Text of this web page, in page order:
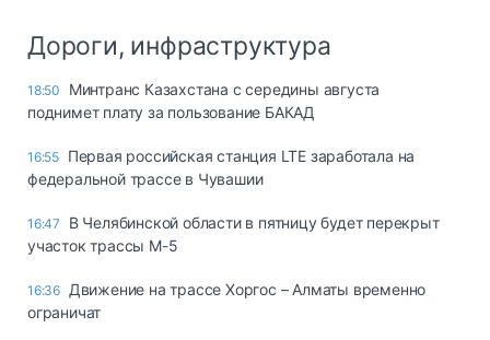
Дороги, инфраструктура
18:50
Минтранс Казахстана с середины августа
поднимет плату за пользование БАКАД
16:55 Первая российская станция LTE заработала на
федеральной трассе в Чувашии
16:47
В Челябинской области в пятницу будет перекрыт
участок трассы М-5
16:36 Движение на трассе Хоргос – Алматы временно
ограничат